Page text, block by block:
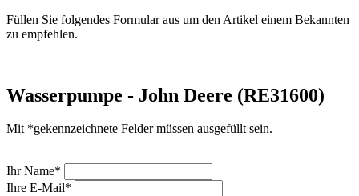
Füllen Sie folgendes Formular aus um den Artikel einem Bekannten
zu empfehlen.
Wasserpumpe - John Deere (RE31600)
Mit *gekennzeichnete Felder müssen ausgefüllt sein.
Ihr Name*
Ihre E-Mail*